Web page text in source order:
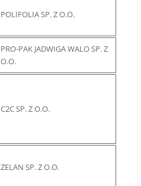
POLIFOLIA SP. Z O.O.
PRO-PAK JADWIGA WALO SP. Z
O.O.
C2C SP. Z O.O.
ZELAN SP. Z O.O.